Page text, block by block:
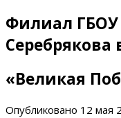
Филиал
«Великая
Опубликовано 12 мая